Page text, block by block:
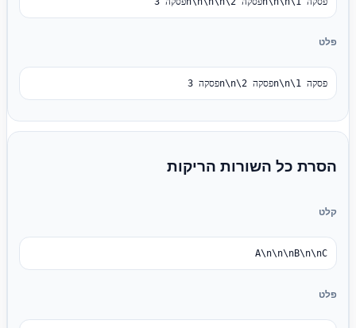
פלט
פסקה 1\n\nפסקה 2\n\nפסקה 3
הסרת כל השורות הריקות
קלט
A\n\n\nB\n\nC
פלט